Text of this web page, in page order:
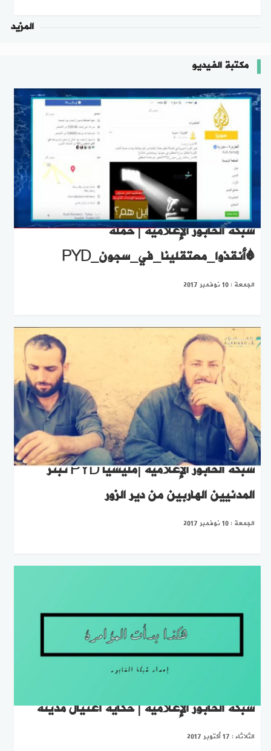
المزيد
مكتبة الفيديو
شبكة الخابور الإعلامية | حملة
#أنقذوا_معتقلينا_في_سجون_PYD
الجمعة : 10 نوفمبر 2017
شبكة الخابور الإعلامية |مليشيا PYD تبتز
المدنيين الهاربين من دير الزور
الجمعة : 10 نوفمبر 2017
شبكة الخابور الإعلامية | حكاية اغتيال مدينة
الثلاثاء : 17 أكتوبر 2017